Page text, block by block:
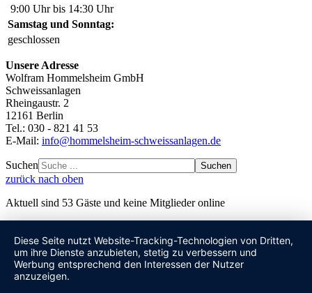
9:00 Uhr bis 14:30 Uhr
Samstag und Sonntag:
geschlossen
Unsere Adresse
Wolfram Hommelsheim GmbH
Schweissanlagen
Rheingaustr. 2
12161 Berlin
Tel.: 030 - 821 41 53
E-Mail: info@hommelsheim-schweissanlagen.de
Suchen Suchen
zurück nach oben
Aktuell sind 53 Gäste und keine Mitglieder online
Diese Seite nutzt Website-Tracking-Technologien von Dritten,
um ihre Dienste anzubieten, stetig zu verbessern und
Werbung entsprechend den Interessen der Nutzer
anzuzeigen.